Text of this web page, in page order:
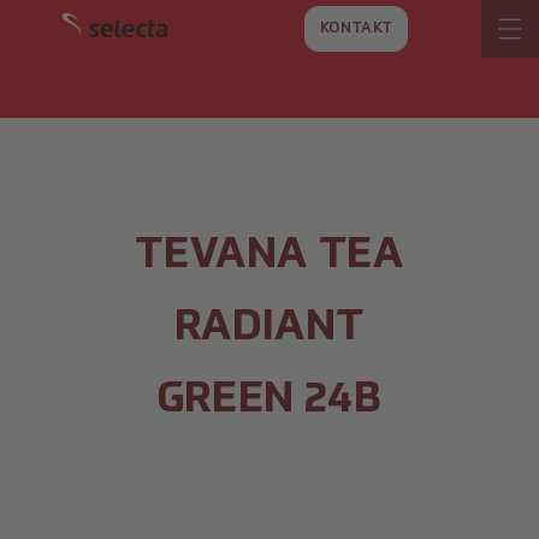
KONTAKT
TEVANA TEA
RADIANT
GREEN 24B